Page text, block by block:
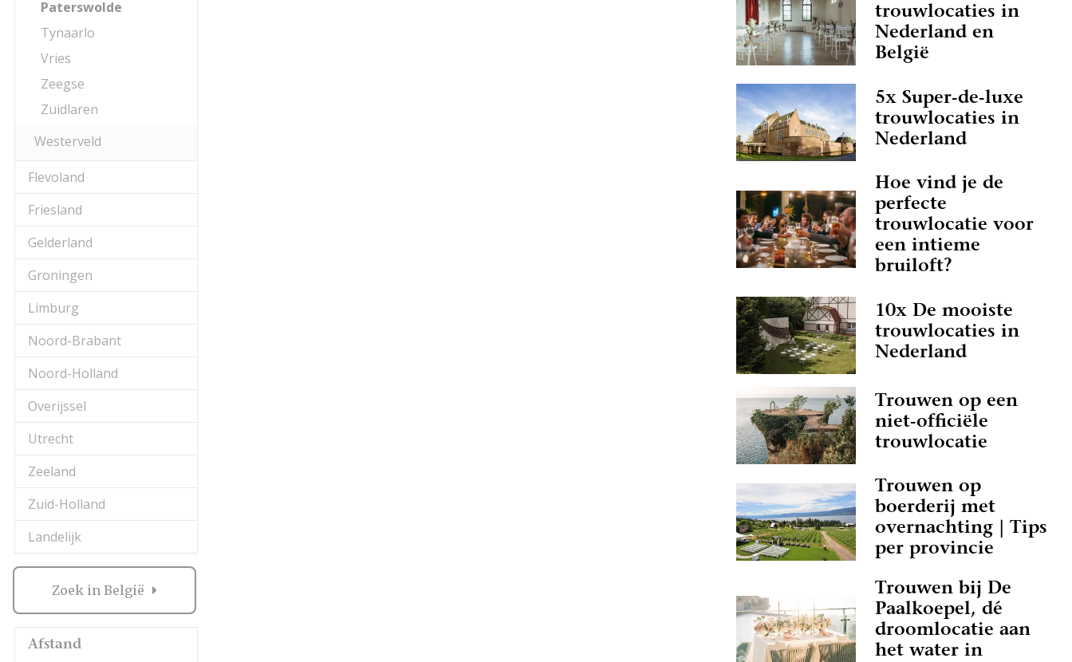
Paterswolde
Tynaarlo
Vries
Zeegse
Zuidlaren
Westerveld
Flevoland
Friesland
Gelderland
Groningen
Limburg
Noord-Brabant
Noord-Holland
Overijssel
Utrecht
Zeeland
Zuid-Holland
Landelijk
Zoek in België
Afstand
trouwlocaties in
Nederland en
België
5x Super-de-luxe
trouwlocaties in
Nederland
Hoe vind je de
perfecte
trouwlocatie voor
een intieme
bruiloft?
10x De mooiste
trouwlocaties in
Nederland
Trouwen op een
niet-officiële
trouwlocatie
Trouwen op
boerderij met
overnachting | Tips
per provincie
Trouwen bij De
Paalkoepel, dé
droomlocatie aan
het water in